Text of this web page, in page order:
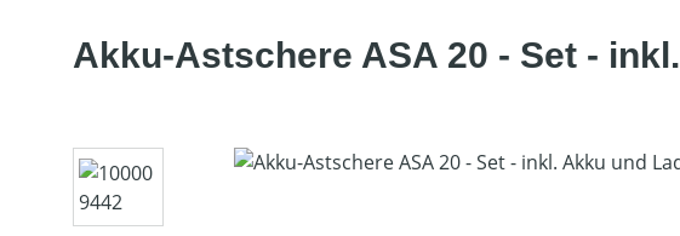
Akku-Astschere ASA 20 - Set -
Bildergalerie überspringen